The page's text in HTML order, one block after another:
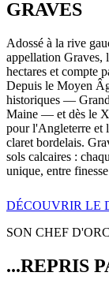
GRAVES
Adossé à la rive
appellation Graves,
hectares et compte
Depuis le Moyen
historiques —
Maine — et dès le
pour l'Angleterre et
claret bordelais.
sols calcaires :
unique, entre
DÉCOUVRIR LE
SON CHEF
...REPRIS